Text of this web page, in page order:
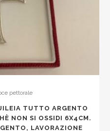
pettorale
TUTTO ARGENTO
NON SI OSSIDI 6X4CM.
LAVORAZIONE